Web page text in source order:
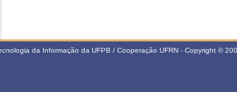
da Informação da UFPB / Cooperação UFRN - Copyright ©